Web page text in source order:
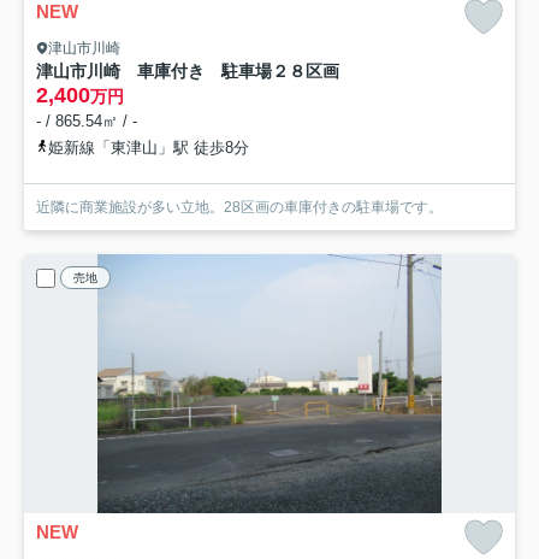
NEW
津山市川崎
津山市川崎 車庫付き 駐車場２８区画
2,400万円
- / 865.54㎡ / -
姫新線「東津山」駅 徒歩8分
近隣に商業施設が多い立地。28区画の車庫付きの駐車場です。
売地
NEW